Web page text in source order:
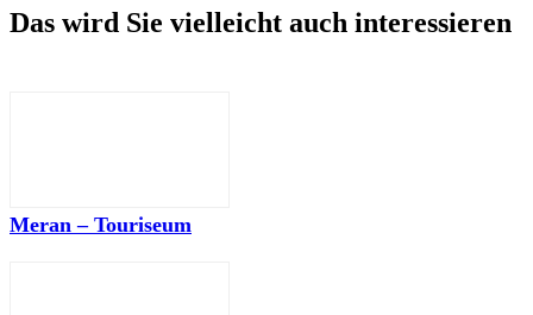
Das wird Sie vielleicht auch interessieren
Meran – Touriseum